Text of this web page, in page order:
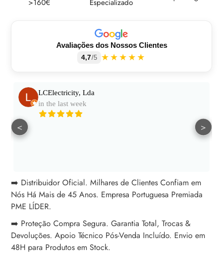
carrinho>160€
Especializado
Avaliações dos Nossos Clientes
4,7/5 ★★★★★
LCElectricity, Lda
in the last week
< >
➡️ Distribuidor Oficial. Milhares de Clientes Confiam em
Nós Há Mais de 45 Anos. Empresa Portuguesa Premiada
PME LÍDER.
➡️ Proteção Compra Segura. Garantia Total, Trocas &
Devoluções. Apoio Técnico Pós-Venda Incluído. Envio em
48H para Produtos em Stock.